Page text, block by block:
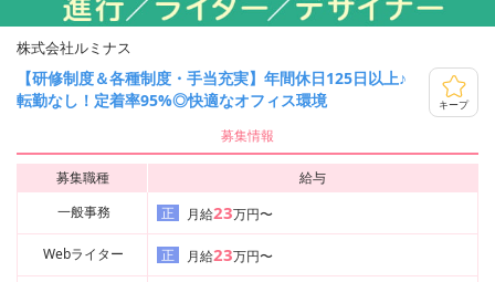
株式会社ルミナス
【研修制度＆各種制度・手当充実】年間休日125日以上♪
転勤なし！定着率95%◎快適なオフィス環境
キープ
募集情報
募集職種
給与
一般事務
正 月給23万円〜
Webライター 正 月給23万円〜